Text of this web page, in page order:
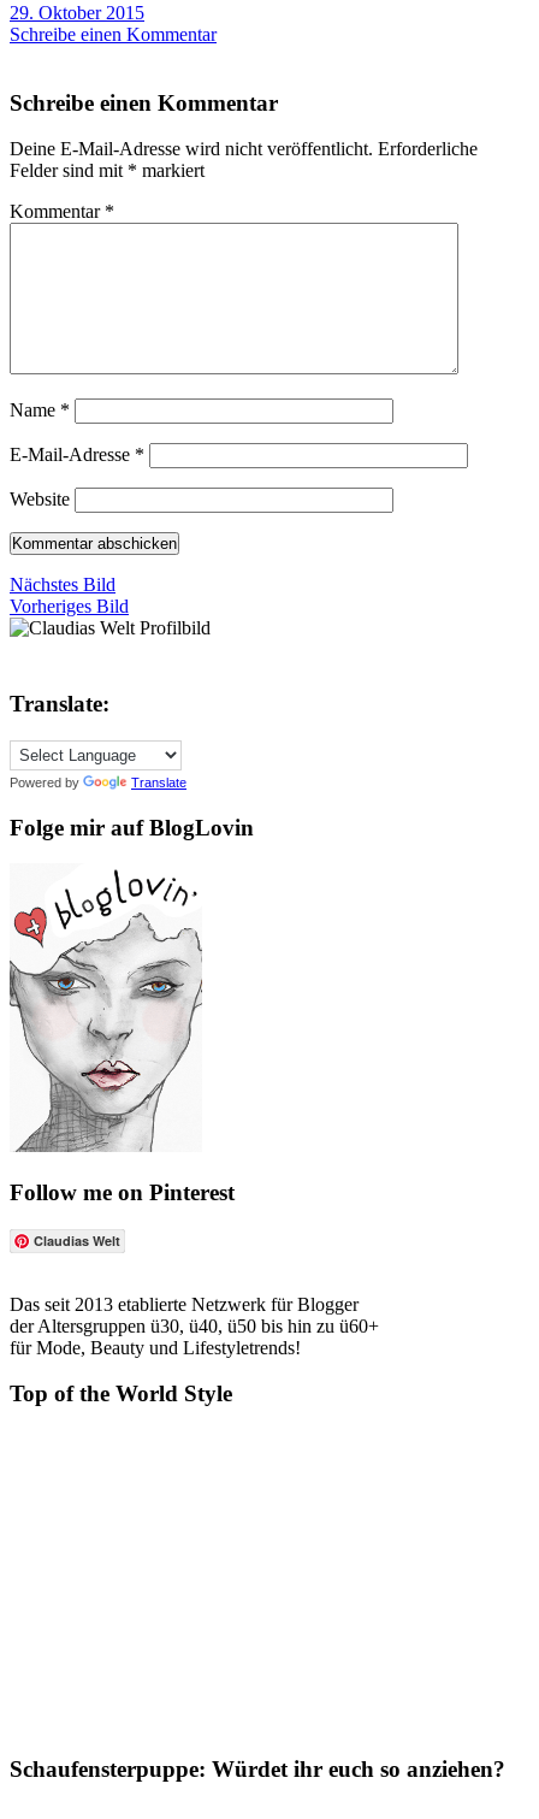
29. Oktober 2015
Schreibe einen Kommentar
Schreibe einen Kommentar
Deine E-Mail-Adresse wird nicht veröffentlicht. Erforderliche
Felder sind mit * markiert
Kommentar *
Name *
E-Mail-Adresse *
Website
Nächstes Bild
Vorheriges Bild
Translate:
Powered by Translate
Folge mir auf BlogLovin
Follow me on Pinterest
Claudias Welt
Das seit 2013 etablierte Netzwerk für Blogger
der Altersgruppen ü30, ü40, ü50 bis hin zu ü60+
für Mode, Beauty und Lifestyletrends!
Top of the World Style
Schaufensterpuppe: Würdet ihr euch so anziehen?